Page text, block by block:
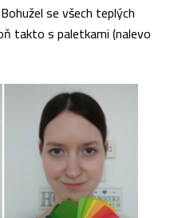
se všech teplých
takto s paletkami (nalevo